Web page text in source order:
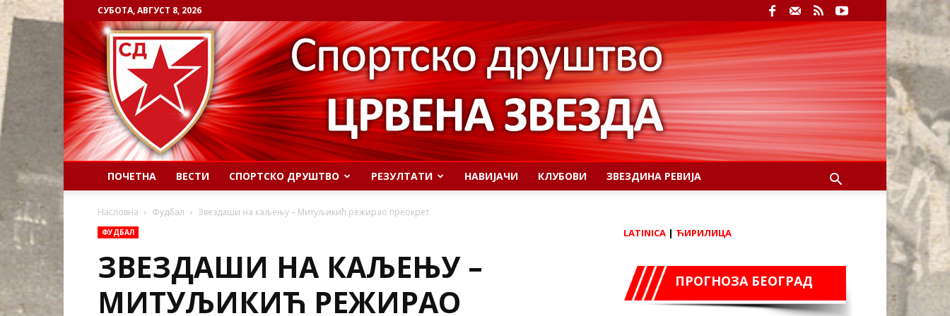
СУБОТА, АВГУСТ 8, 2026
ПОЧЕТНА ВЕСТИ СПОРТСКО ДРУШТВО РЕЗУЛТАТИ НАВИЈАЧИ КЛУБОВИ ЗВЕЗДИНА РЕВИЈА
Насловна Фудбал Звездаши на каљењу – Митуљикић режирао преокрет
ФУДБАЛ
ЗВЕЗДАШИ НА КАЉЕЊУ –
МИТУЉИКИЋ РЕЖИРАО
LATINICA | ЋИРИЛИЦА
ПРОГНОЗА БЕОГРАД